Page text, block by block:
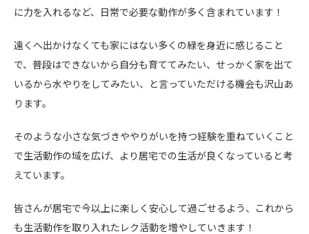
に力を入れるなど、日常で必要な動作が多く含まれています！
遠くへ出かけなくても家にはない多くの緑を身近に感じること
で、普段はできないから自分も育ててみたい、せっかく家を出て
いるから水やりをしてみたい、と言っていただける機会も沢山あ
ります。
そのような小さな気づきややりがいを持つ経験を重ねていくこと
で生活動作の域を広げ、より居宅での生活が良くなっていると考
えています。
皆さんが居宅で今以上に楽しく安心して過ごせるよう、これから
も生活動作を取り入れたレク活動を増やしていきます！